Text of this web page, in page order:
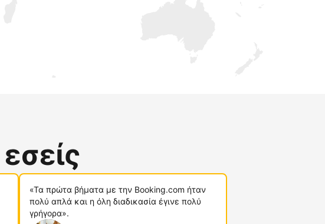
«Τα πρώτα βήματα με την Booking.com ήταν
πολύ απλά και η όλη διαδικασία έγινε πολύ
γρήγορα».